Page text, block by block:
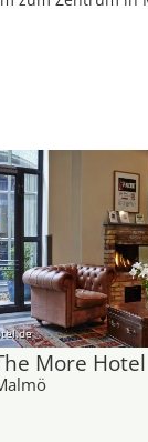
More Hotel